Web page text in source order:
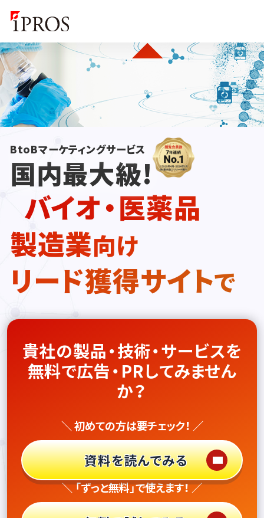
BtoBマーケティングサービス
国内最大級!
バイオ・医薬品
製造業向け
リード獲得サイトで
貴社の製品・技術・サービスを
無料で広告・PRしてみません
か？
＼ 初めての方は要チェック！ ／
資料を読んでみる
＼ 「ずっと無料」で使えます！ ／